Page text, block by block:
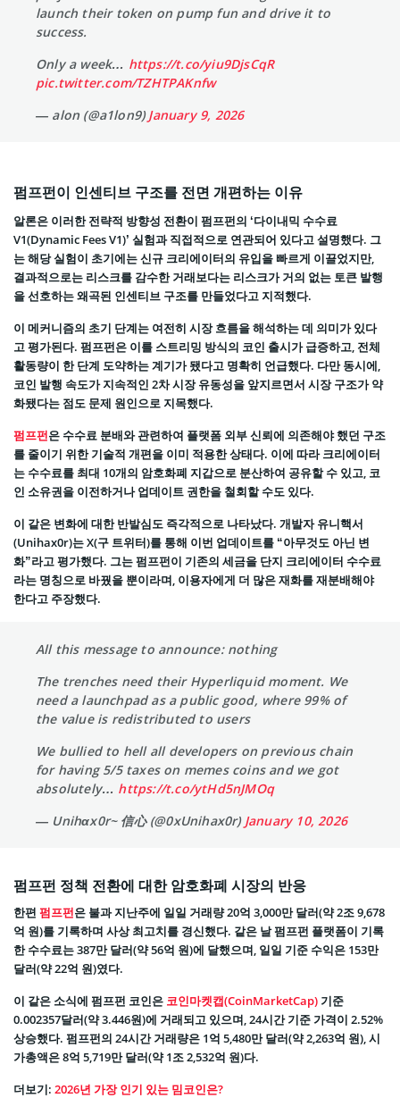
launch their token on pump fun and drive it to
success.
Only a week… https://t.co/yiu9DjsCqR
pic.twitter.com/TZHTPAKnfw
— alon (@a1lon9)January 9, 2026
펌프펀이 인센티브 구조를 전면 개편하는 이유
알론은 이러한 전략적 방향성 전환이 펌프펀의 ‘다이내믹 수수료
V1(Dynamic Fees V1)’ 실험과 직접적으로 연관되어 있다고 설명했다. 그
는 해당 실험이 초기에는 신규 크리에이터의 유입을 빠르게 이끌었지만,
결과적으로는 리스크를 감수한 거래보다는 리스크가 거의 없는 토큰 발행
을 선호하는 왜곡된 인센티브 구조를 만들었다고 지적했다.
이 메커니즘의 초기 단계는 여전히 시장 흐름을 해석하는 데 의미가 있다
고 평가된다. 펌프펀은 이를 스트리밍 방식의 코인 출시가 급증하고, 전체
활동량이 한 단계 도약하는 계기가 됐다고 명확히 언급했다. 다만 동시에,
코인 발행 속도가 지속적인 2차 시장 유동성을 앞지르면서 시장 구조가 약
화됐다는 점도 문제 원인으로 지목했다.
펌프펀은 수수료 분배와 관련하여 플랫폼 외부 신뢰에 의존해야 했던 구조
를 줄이기 위한 기술적 개편을 이미 적용한 상태다. 이에 따라 크리에이터
는 수수료를 최대 10개의 암호화폐 지갑으로 분산하여 공유할 수 있고, 코
인 소유권을 이전하거나 업데이트 권한을 철회할 수도 있다.
이 같은 변화에 대한 반발심도 즉각적으로 나타났다. 개발자 유니핵서
(Unihax0r)는 X(구 트위터)를 통해 이번 업데이트를 “아무것도 아닌 변
화”라고 평가했다. 그는 펌프펀이 기존의 세금을 단지 크리에이터 수수료
라는 명칭으로 바꿨을 뿐이라며, 이용자에게 더 많은 재화를 재분배해야
한다고 주장했다.
All this message to announce: nothing
The trenches need their Hyperliquid moment. We
need a launchpad as a public good, where 99% of
the value is redistributed to users
We bullied to hell all developers on previous chain
for having 5/5 taxes on memes coins and we got
absolutely… https://t.co/ytHd5nJMOq
— Unihαx0r~ 信心 (@0xUnihax0r) January 10, 2026
펌프펀 정책 전환에 대한 암호화폐 시장의 반응
한편 펌프펀은 불과 지난주에 일일 거래량 20억 3,000만 달러(약 2조 9,678
억 원)를 기록하며 사상 최고치를 경신했다. 같은 날 펌프펀 플랫폼이 기록
한 수수료는 387만 달러(약 56억 원)에 달했으며, 일일 기준 수익은 153만
달러(약 22억 원)였다.
이 같은 소식에 펌프펀 코인은 코인마켓캡(CoinMarketCap) 기준
0.002357달러(약 3.446원)에 거래되고 있으며, 24시간 기준 가격이 2.52%
상승했다. 펌프펀의 24시간 거래량은 1억 5,480만 달러(약 2,263억 원), 시
가총액은 8억 5,719만 달러(약 1조 2,532억 원)다.
더보기: 2026년 가장 인기 있는 밈코인은?